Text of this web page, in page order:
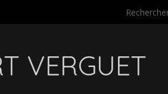
Rechercher :
VERGUET